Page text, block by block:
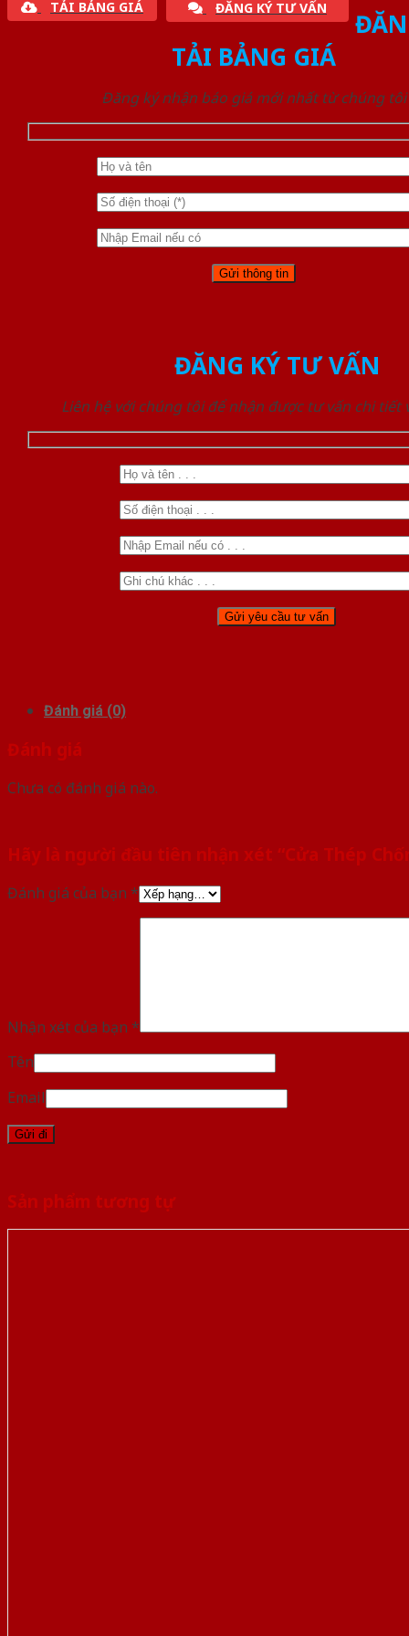
TẢI BẢNG GIÁ ĐĂNG KÝ TƯ VẤN
TẢI BẢNG GIÁ
Đăng ký nhận báo giá mới nhất từ chúng tôi
ĐĂNG KÝ TƯ VẤN
Liên hệ với chúng tôi để nhận được tư vấn chi tiết
Đánh giá (0)
Đánh giá
Chưa có đánh giá nào.
Hãy là người đầu tiên nhận xét “Cửa Thép
Đánh giá của bạn *
Nhận xét của bạn *
Tên
Email
Sản phẩm tương tự